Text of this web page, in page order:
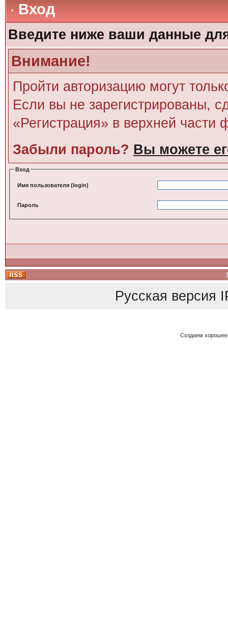
Вход
Введите ниже ваши данные
Внимание!
Пройти авторизацию могут
Если вы не зарегистрированы,
«Регистрация» в верхней части
Забыли пароль? Вы можете
Вход
Имя пользователя (login)
Пароль
Русская версия
Создаем